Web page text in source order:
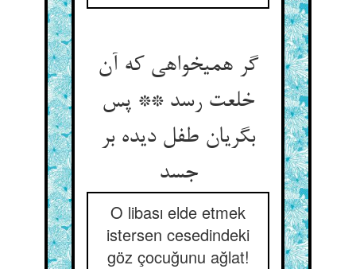
گر همی‏خواهی که آن
خلعت رسد ** پس
بگریان طفل دیده بر
جسد
O libası elde etmek
istersen cesedindeki
göz çocuğunu ağlat!